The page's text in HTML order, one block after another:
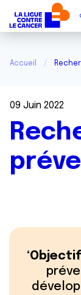
Accueil
09 Juin 2022